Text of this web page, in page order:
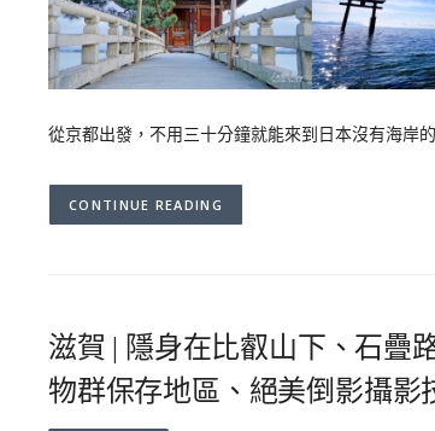
從京都出發，不用三十分鐘就能來到日本沒有海岸
CONTINUE READING
滋賀 | 隱身在比叡山下、石疊
物群保存地區、絕美倒影攝影